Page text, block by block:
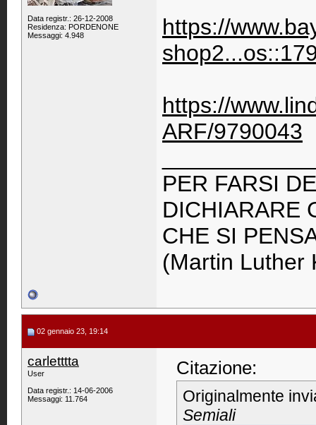
Data registr.: 26-12-2008
Residenza: PORDENONE
Messaggi: 4.948
https://
https://
ARF/9790043
PER FARSI
DICHIARARE
CHE SI
(Martin Luther
02 gennaio 23, 19:14
carletttta
User
Data registr.: 14-06-2006
Messaggi: 11.764
Citazione:
Originalmente
Semiali